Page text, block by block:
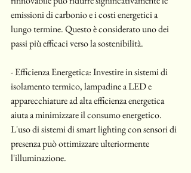
emissioni di carbonio e i costi energetici a
lungo termine. Questo è considerato uno dei
passi più efficaci verso la sostenibilità.
- Efficienza Energetica: Investire in sistemi di
isolamento termico, lampadine a LED e
apparecchiature ad alta efficienza energetica
aiuta a minimizzare il consumo energetico.
L'uso di sistemi di smart lighting con sensori di
presenza può ottimizzare ulteriormente
l'illuminazione.